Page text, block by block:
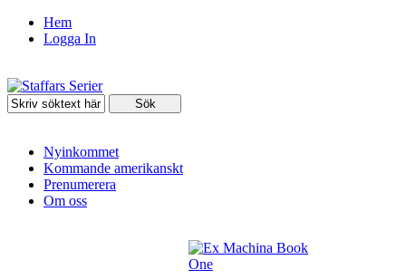
Hem
Logga In
Nyinkommet
Kommande amerikanskt
Prenumerera
Om oss